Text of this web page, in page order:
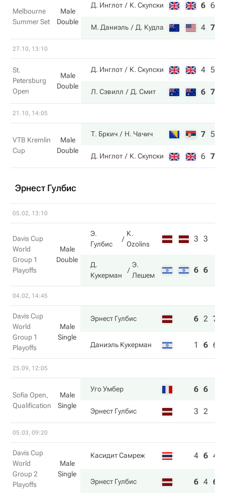
Melbourne
Summer Set
Male
Double
Д. Инглот К. Скупски 6 6
М. Даниэль Д. Кудла 4 7
27.10, 13:10
St.
Petersburg
Open
Male
Double
Д. Инглот К. Скупски 4 5
Л. Сэвилл Д. Смит 6 7
21.10, 14:05
VTB Kremlin
Cup
Male
Double
Т. Бркич Н. Чачич 7 5
Д. Инглот К. Скупски 6 7
Эрнест Гулбис
05.02, 13:10
Davis Cup
World
Group 1
Playoffs
Male
Double
Э.
Гулбис
K.
Ozolins
3 3
Д.
Кукерман
Э.
Лешем
6 6
04.02, 14:45
Davis Cup
World
Group 1
Playoffs
Male
Single
Эрнест Гулбис 6 2 7
Даниэль Кукерман 1 6 6
25.09, 12:05
Sofia Open,
Qualification
Male
Single
Уго Умбер 6 6
Эрнест Гулбис 3 2
05.03, 09:20
Davis Cup
World
Group 2
Playoffs
Male
Single
Касидит Самреж 4 6 4
Эрнест Гулбис 6 4 6